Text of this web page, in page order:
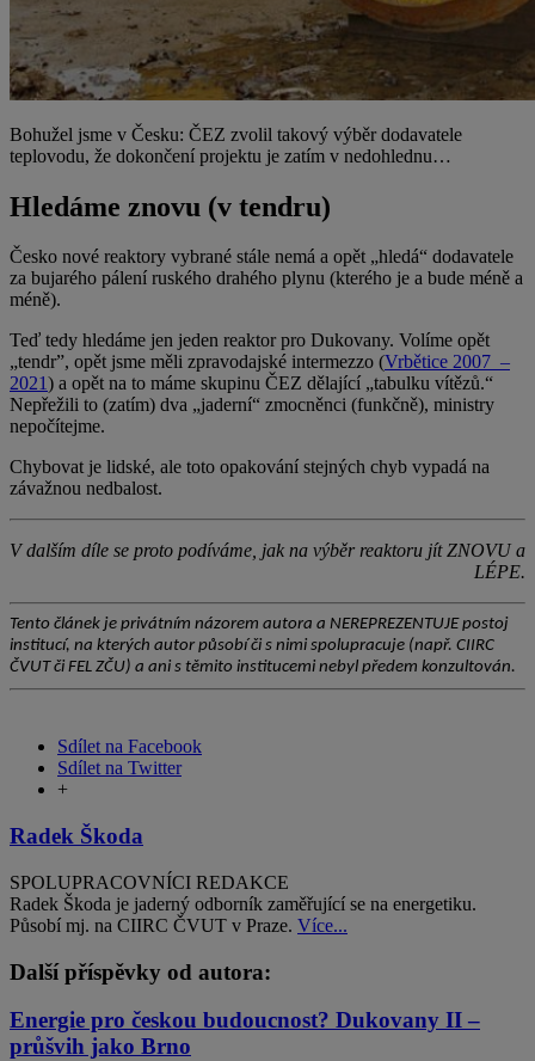
Bohužel jsme v Česku: ČEZ zvolil takový výběr dodavatele
teplovodu, že dokončení projektu je zatím v nedohlednu…
Hledáme znovu (v tendru)
Česko nové reaktory vybrané stále nemá a opět „hledá“ dodavatele
za bujarého pálení ruského drahého plynu (kterého je a bude méně a
méně).
Teď tedy hledáme jen jeden reaktor pro Dukovany. Volíme opět
„tendr”, opět jsme měli zpravodajské intermezzo (Vrbětice 2007 –
2021) a opět na to máme skupinu ČEZ dělající „tabulku vítězů.“
Nepřežili to (zatím) dva „jaderní“ zmocněnci (funkčně), ministry
nepočítejme.
Chybovat je lidské, ale toto opakování stejných chyb vypadá na
závažnou nedbalost.
V dalším díle se proto podíváme, jak na výběr reaktoru jít ZNOVU a
LÉPE.
Tento článek je privátním názorem autora a NEREPREZENTUJE postoj
institucí, na kterých autor působí či s nimi spolupracuje (např. CIIRC
ČVUT či FEL ZČU) a ani s těmito institucemi nebyl předem konzultován.
Sdílet na Facebook
Sdílet na Twitter
+
Radek Škoda
SPOLUPRACOVNÍCI REDAKCE
Radek Škoda je jaderný odborník zaměřující se na energetiku.
Působí mj. na CIIRC ČVUT v Praze. Více...
Další příspěvky od autora:
Energie pro českou budoucnost? Dukovany II –
průšvih jako Brno